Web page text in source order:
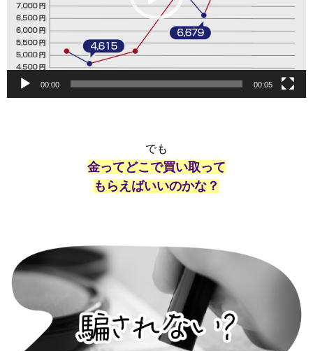
ー
00:00 00:05
でも
金ってどこで買い取って
もらえばいいのかな？